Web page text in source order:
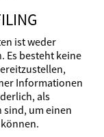
ist weder
Es besteht keine
Informationen
als
um einen